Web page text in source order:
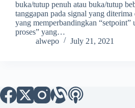
buka/tutup penuh atau buka/tutup
tanggapan pada signal yang
yang memperbandingkan “setpoint”
proses” yang…
alwepo
July 21, 2021